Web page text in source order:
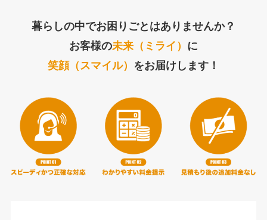
暮らしの中でお困りごとはありませんか？
お客様の未来（ミライ） に
笑顔（スマイル） をお届けします！